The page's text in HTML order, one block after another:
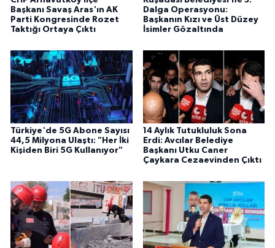
Başkanı Savaş Aras'ın AK
Parti Kongresinde Rozet
Taktığı Ortaya Çıktı
Dalga Operasyonu:
Başkanın Kızı ve Üst Düzey
İsimler Gözaltında
Türkiye'de 5G Abone Sayısı
44,5 Milyona Ulaştı: "Her İki
Kişiden Biri 5G Kullanıyor"
14 Aylık Tutukluluk Sona
Erdi: Avcılar Belediye
Başkanı Utku Caner
Çaykara Cezaevinden Çıktı